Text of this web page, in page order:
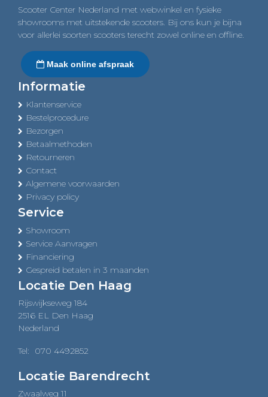
Scooter Center Nederland met webwinkel en fysieke
showrooms met uitstekende scooters. Bij ons kun je bijna
voor allerlei soorten scooters terecht zowel online en offline.
Maak online afspraak
Informatie
Klantenservice
Bestelprocedure
Bezorgen
Betaalmethoden
Retourneren
Contact
Algemene voorwaarden
Privacy policy
Service
Showroom
Service Aanvragen
Financiering
Gespreid betalen in 3 maanden
Locatie Den Haag
Rijswijkseweg 184
2516 EL Den Haag
Nederland
Tel: 070 4492852
Locatie Barendrecht
Zwaalweg 11